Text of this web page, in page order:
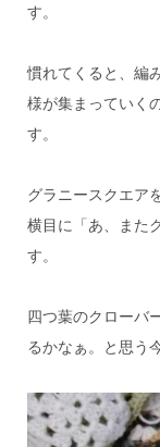
す。
慣れてくると、編
様が集まっていく
す。
グラニースクエア
横目に「あ、また
す。
四つ葉のクローバ
るかなぁ。と思う